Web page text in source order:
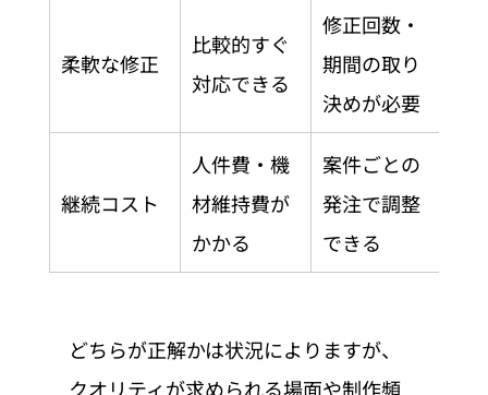
柔軟な修正
比較的すぐ
対応できる
修正回数・
期間の取り
決めが必要
継続コスト
人件費・機
材維持費が
かかる
案件ごとの
発注で調整
できる
どちらが正解かは状況によりますが、
クオリティが求められる場面や制作頻